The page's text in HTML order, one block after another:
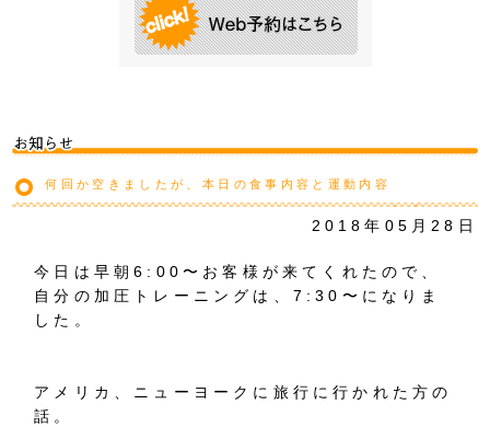
何回か空きましたが、本日の食事内容と運動内容
2018年05月28日
今日は早朝6:00〜お客様が来てくれたので、
自分の加圧トレーニングは、7:30〜になりま
した。
アメリカ、ニューヨークに旅行に行かれた方の
話。